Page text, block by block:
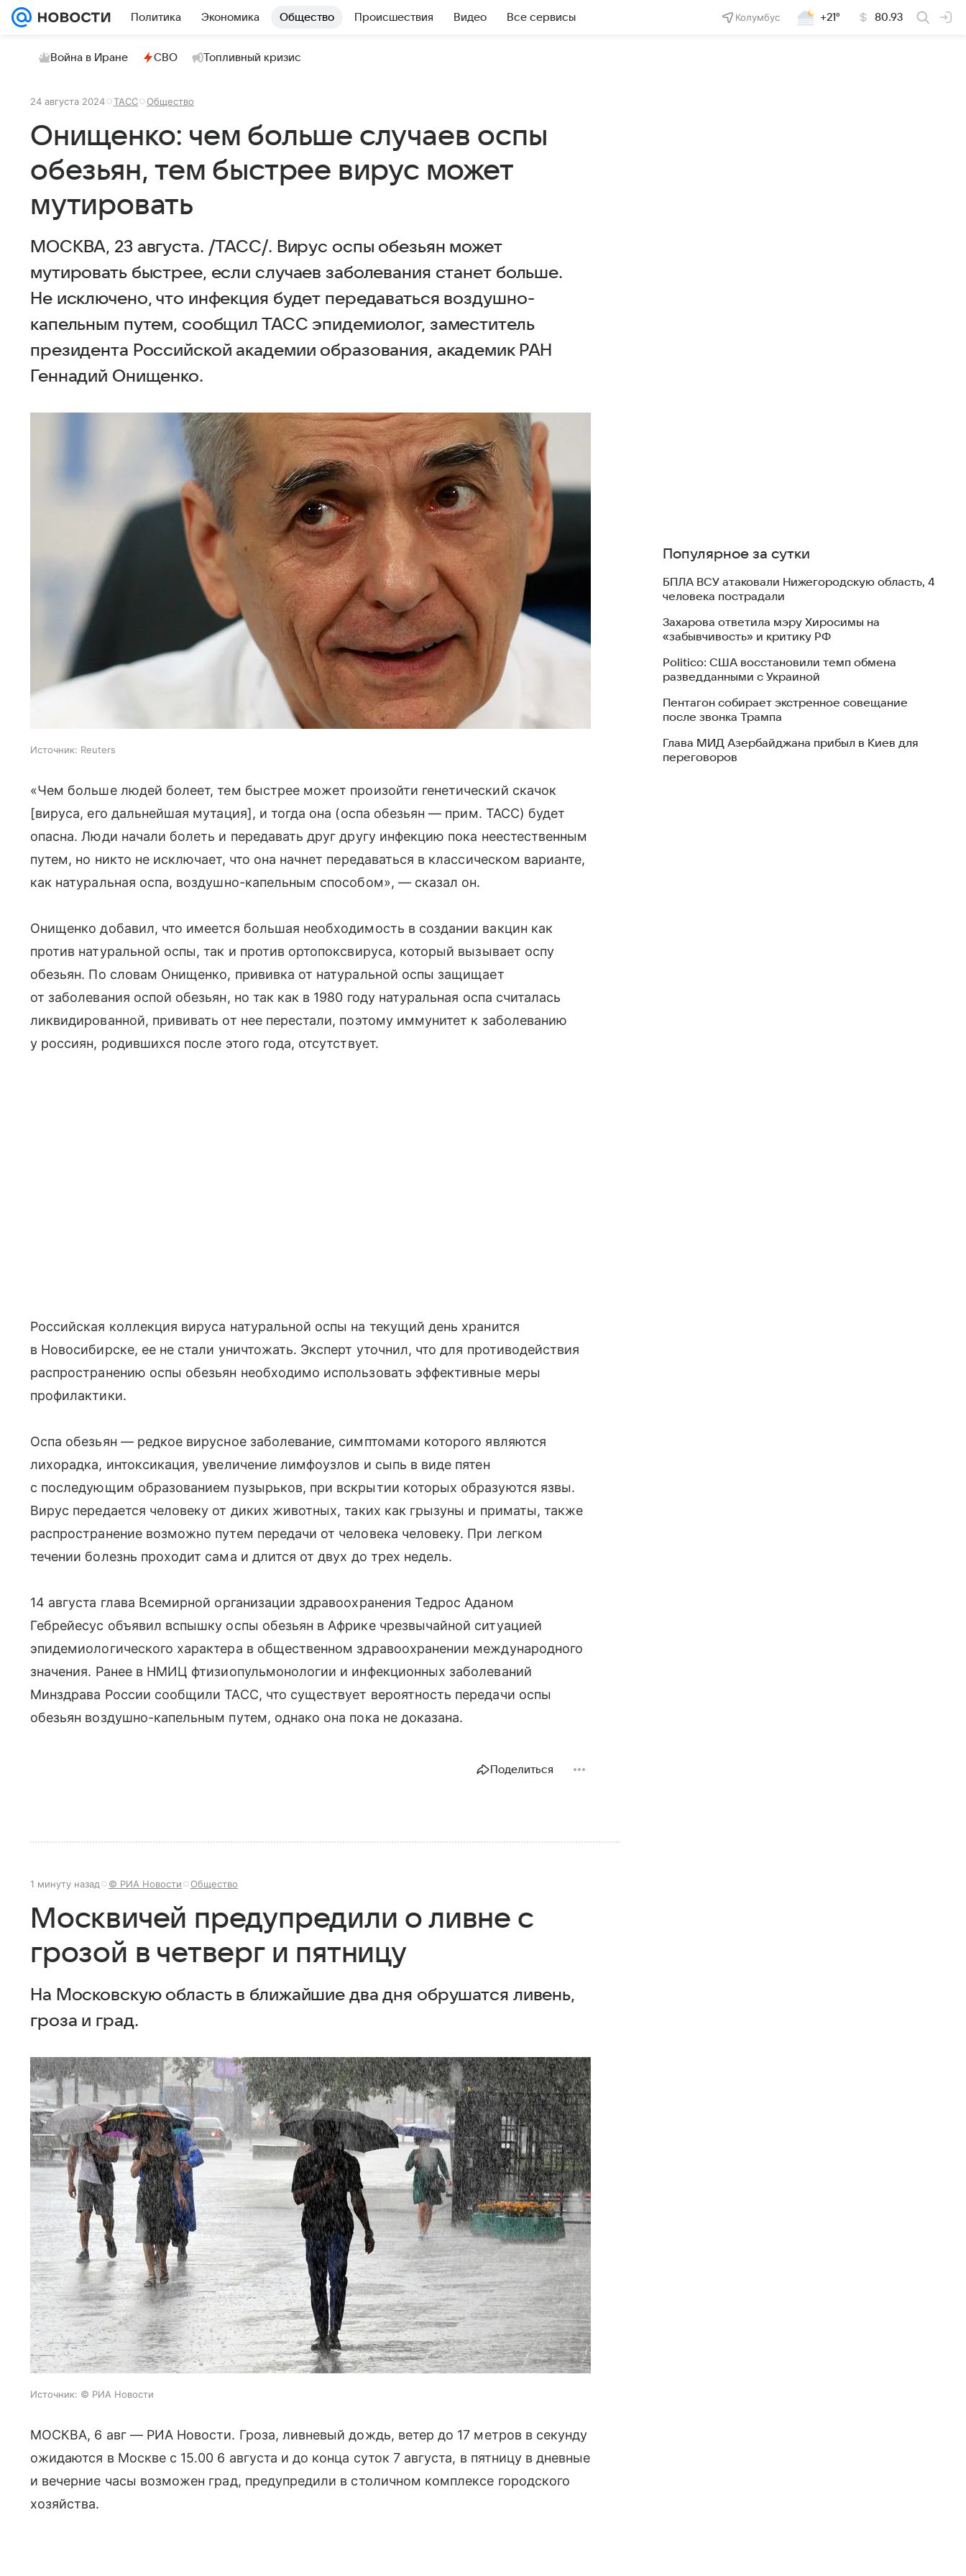
Политика Экономика Общество Происшествия Видео Все сервисы Колумбус +21° 80.93
Война в Иране СВО Топливный кризис
24 августа 2024 ТАСС Общество
Онищенко: чем больше случаев оспы
обезьян, тем быстрее вирус может
мутировать
МОСКВА, 23 августа. /ТАСС/. Вирус оспы обезьян может
мутировать быстрее, если случаев заболевания станет больше.
Не исключено, что инфекция будет передаваться воздушно-
капельным путем, сообщил ТАСС эпидемиолог, заместитель
президента Российской академии образования, академик РАН
Геннадий Онищенко.
Источник: Reuters
«Чем больше людей болеет, тем быстрее может произойти генетический скачок
[вируса, его дальнейшая мутация], и тогда она (оспа обезьян — прим. ТАСС) будет
опасна. Люди начали болеть и передавать друг другу инфекцию пока неестественным
путем, но никто не исключает, что она начнет передаваться в классическом варианте,
как натуральная оспа, воздушно-капельным способом», — сказал он.
Онищенко добавил, что имеется большая необходимость в создании вакцин как
против натуральной оспы, так и против ортопоксвируса, который вызывает оспу
обезьян. По словам Онищенко, прививка от натуральной оспы защищает
от заболевания оспой обезьян, но так как в 1980 году натуральная оспа считалась
ликвидированной, прививать от нее перестали, поэтому иммунитет к заболеванию
у россиян, родившихся после этого года, отсутствует.
Российская коллекция вируса натуральной оспы на текущий день хранится
в Новосибирске, ее не стали уничтожать. Эксперт уточнил, что для противодействия
распространению оспы обезьян необходимо использовать эффективные меры
профилактики.
Оспа обезьян — редкое вирусное заболевание, симптомами которого являются
лихорадка, интоксикация, увеличение лимфоузлов и сыпь в виде пятен
с последующим образованием пузырьков, при вскрытии которых образуются язвы.
Вирус передается человеку от диких животных, таких как грызуны и приматы, также
распространение возможно путем передачи от человека человеку. При легком
течении болезнь проходит сама и длится от двух до трех недель.
14 августа глава Всемирной организации здравоохранения Тедрос Аданом
Гебрейесус объявил вспышку оспы обезьян в Африке чрезвычайной ситуацией
эпидемиологического характера в общественном здравоохранении международного
значения. Ранее в НМИЦ фтизиопульмонологии и инфекционных заболеваний
Минздрава России сообщили ТАСС, что существует вероятность передачи оспы
обезьян воздушно-капельным путем, однако она пока не доказана.
Поделиться
1 минуту назад © РИА Новости Общество
Москвичей предупредили о ливне с
грозой в четверг и пятницу
На Московскую область в ближайшие два дня обрушатся ливень,
гроза и град.
Источник: © РИА Новости
МОСКВА, 6 авг — РИА Новости. Гроза, ливневый дождь, ветер до 17 метров в секунду
ожидаются в Москве с 15.00 6 августа и до конца суток 7 августа, в пятницу в дневные
и вечерние часы возможен град, предупредили в столичном комплексе городского
хозяйства.
Популярное за сутки
БПЛА ВСУ атаковали Нижегородскую область, 4
человека пострадали
Захарова ответила мэру Хиросимы на
«забывчивость» и критику РФ
Politico: США восстановили темп обмена
разведданными с Украиной
Пентагон собирает экстренное совещание
после звонка Трампа
Глава МИД Азербайджана прибыл в Киев для
переговоров